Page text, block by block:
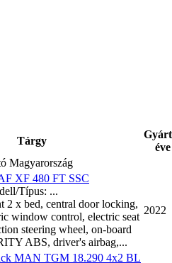
Tárgy
éve
Magyarország
XF 480 FT SSC
Típus: ...
2 x bed, central door locking,
window control, electric seat
steering wheel, on-board
ABS, driver's airbag,...
2022
MAN TGM 18.290 4x2 BL